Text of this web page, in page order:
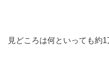
見どころは何といっても約1